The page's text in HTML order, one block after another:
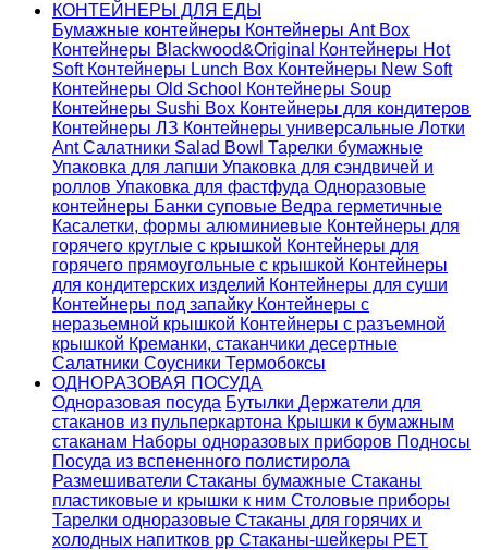
КОНТЕЙНЕРЫ ДЛЯ ЕДЫ
Бумажные контейнеры Контейнеры Ant Box
Контейнеры Blackwood&Original
Контейнеры Hot
Soft Контейнеры Lunch Box Контейнеры New Soft
Контейнеры Old School Контейнеры Soup
Контейнеры Sushi Box Контейнеры для кондитеров
Контейнеры ЛЗ Контейнеры универсальные Лотки
AntСалатники Salad Bowl Тарелки бумажные
Упаковка для лапши Упаковка для сэндвичей и
роллов Упаковка для фастфуда Одноразовые
контейнеры Банки суповые Ведра герметичные
Касалетки, формы алюминиевые Контейнеры для
горячего круглые с крышкой Контейнеры для
горячего прямоугольные с крышкой Контейнеры
для кондитерских изделий Контейнеры для суши
Контейнеры под запайку Контейнеры с
неразьемной крышкой Контейнеры с разъемной
крышкой Креманки, стаканчики десертные
Салатники Соусники Термобоксы
ОДНОРАЗОВАЯ ПОСУДА
Одноразовая посуда Бутылки Держатели для
стаканов из пульперкартона Крышки к бумажным
стаканам Наборы одноразовых приборов Подносы
Посуда из вспененного полистирола
Размешиватели Стаканы бумажные Стаканы
пластиковые и крышки к ним Столовые приборы
Тарелки одноразовые Стаканы для горячих и
холодных напитков pp Стаканы-шейкеры PET